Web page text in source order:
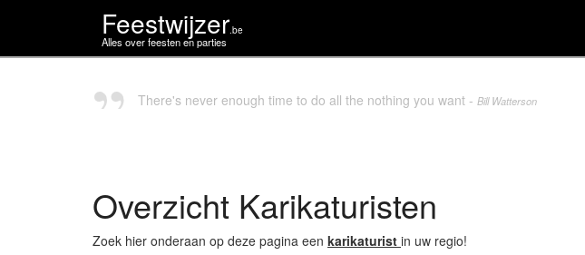
Feestwijzer.be
Alles over feesten en parties
There's never enough time to do all the nothing you want - Bill Watterson
Overzicht Karikaturisten
Zoek hier onderaan op deze pagina een karikaturist in uw regio!